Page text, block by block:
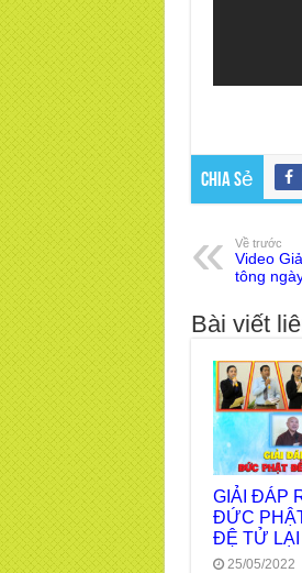
Chia sẻ
Về trước
Video
tông
Bài viết
GIẢI ĐÁP
ĐỨC
ĐỆ TỬ
25/05/2022